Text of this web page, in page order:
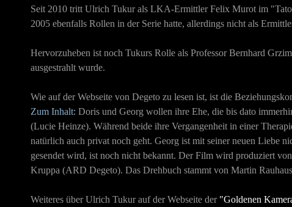
Seit 2010 tritt Ulrich Tukur als LKA-Ermittler Felix Murot im
2005 ebenfalls Rollen in der Serie hatte, allerdings nicht als
Hervorzuheben ist noch Tukurs Rolle als Professor Bernhard
ausgestrahlt wurde.
Wie auf der Webseite von Degeto zu lesen ist, ist die
Zum Inhalt: Doris und Georg wollen ihre Ehe, die bis dato
(Lucie Heinze). Während beide ihre Vergangenheit in einer
natürlich auch privat noch geht. Georg ist mit seiner neuen Liebe
gesendet wird, ist noch nicht bekannt. Der Film wird produziert
Kruppa (ARD Degeto). Das Drehbuch stammt von Martin
Weiteres über Ulrich Tukur auf der Webseite der "Goldenen